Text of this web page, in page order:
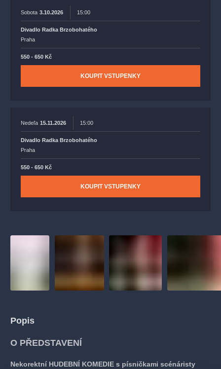
Sobota 3.10.2026 15:00
Divadlo Radka Brzobohatého
Praha
550 - 650 Kč
KOUPIT VSTUPENKY
Nedeľa 15.11.2026 15:00
Divadlo Radka Brzobohatého
Praha
550 - 650 Kč
KOUPIT VSTUPENKY
Popis
O PŘEDSTAVENÍ
Nekorektní HUDEBNÍ KOMEDIE s písničkami scénáristy